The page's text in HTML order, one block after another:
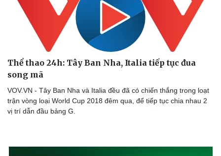
Thể thao 24h: Tây Ban Nha, Italia tiếp tục đua
song mã
VOV.VN - Tây Ban Nha và Italia đều đã có chiến thắng trong loạt
trận vòng loại World Cup 2018 đêm qua, để tiếp tục chia nhau 2
vị trí dẫn đầu bảng G.